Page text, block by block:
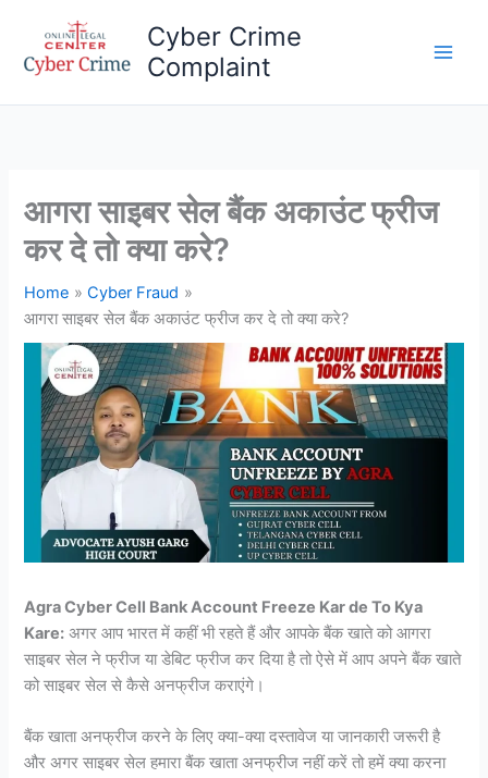
content
Cyber Crime
Complaint
आगरा साइबर सेल बैंक अकाउंट फ्रीज
कर दे तो क्या करे?
Home
Cyber Fraud
आगरा साइबर सेल बैंक अकाउंट फ्रीज कर दे तो क्या करे?
Agra Cyber Cell Bank Account Freeze Kar de To Kya
Kare: अगर आप भारत में कहीं भी रहते हैं और आपके बैंक खाते को आगरा
साइबर सेल ने फ्रीज या डेबिट फ्रीज कर दिया है तो ऐसे में आप अपने बैंक खाते
को साइबर सेल से कैसे अनफ्रीज कराएंगे।
बैंक खाता अनफ्रीज करने के लिए क्या-क्या दस्तावेज या जानकारी जरूरी है
और अगर साइबर सेल हमारा बैंक खाता अनफ्रीज नहीं करें तो हमें क्या करना